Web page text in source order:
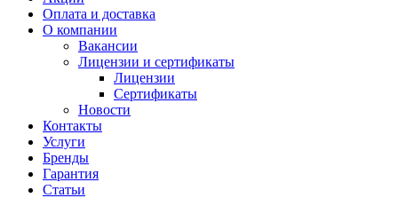
Оплата и доставка
О компании
Вакансии
Лицензии и сертификаты
Лицензии
Сертификаты
Новости
Контакты
Услуги
Бренды
Гарантия
Статьи